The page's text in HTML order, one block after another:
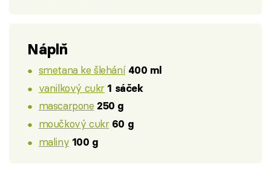
Náplň
smetana ke šlehání 400 ml
vanilkový cukr 1 sáček
mascarpone 250 g
moučkový cukr 60 g
maliny 100 g